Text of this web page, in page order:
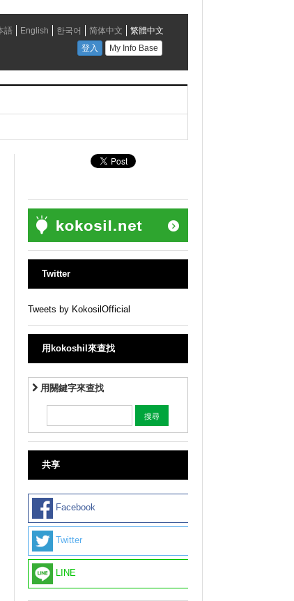
Twitter
Tweets by KokosilOfficial
用kokoshil來查找
用關鍵字來查找
共享
Facebook
Twitter
LINE